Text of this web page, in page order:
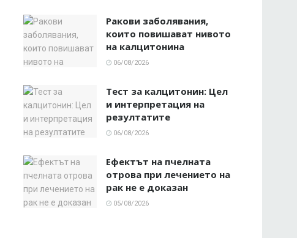
Ракови заболявания,
които повишават нивото
на калцитонина
06/08/2026
Тест за калцитонин: Цел
и интерпретация на
резултатите
06/08/2026
Ефектът на пчелната
отрова при лечението на
рак не е доказан
05/08/2026